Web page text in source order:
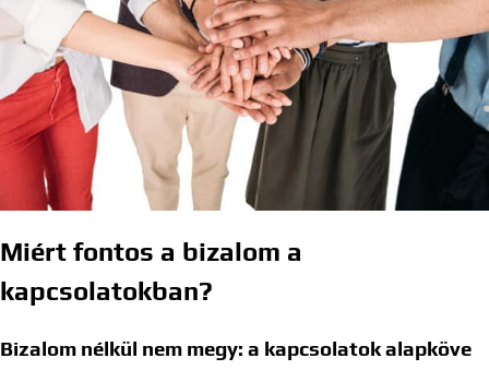
Miért fontos a bizalom a
kapcsolatokban?
Bizalom nélkül nem megy: a kapcsolatok alapköve